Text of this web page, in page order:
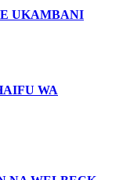
UKAMBANI
WA